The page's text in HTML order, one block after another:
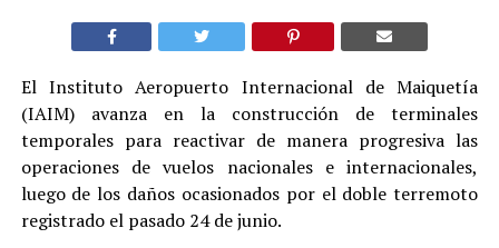
El Instituto Aeropuerto Internacional de Maiquetía
(IAIM) avanza en la construcción de terminales
temporales para reactivar de manera progresiva las
operaciones de vuelos nacionales e internacionales,
luego de los daños ocasionados por el doble terremoto
registrado el pasado 24 de junio.